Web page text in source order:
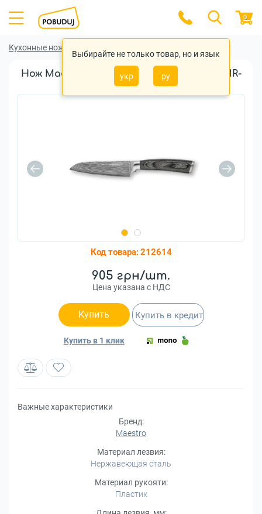
Выбирайте не только товар, но и язык
укр ру
0
Кухонные ножи
Нож Maestro Santoku Damascus 125мм (MR-
1482)
Код товара:212614
905 грн/шт.
Цена указана с НДС
Купить
Купить в 1 клик
Купить в кредит
Важные характеристики
Бренд:
Maestro
Материал лезвия:
Нержавеющая сталь
Материал рукояти:
Пластик